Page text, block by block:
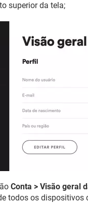
superior da tela;
Conta > Visão geral
todos os